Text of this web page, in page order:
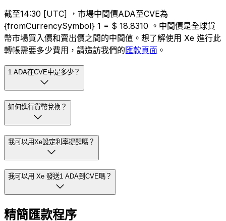
截至14:30 [UTC] ，市場中間價ADA至CVE為
{fromCurrencySymbol} 1 = $ 18.8310 。中間價是全球貨
幣市場買入價和賣出價之間的中間值。想了解使用 Xe 進行此
轉帳需要多少費用，請造訪我們的匯款頁面 。
1 ADA在CVE中是多少？
如何進行貨幣兌換？
我可以用Xe設定利率提醒嗎？
我可以用 Xe 發送1 ADA到CVE嗎？
精簡匯款程序